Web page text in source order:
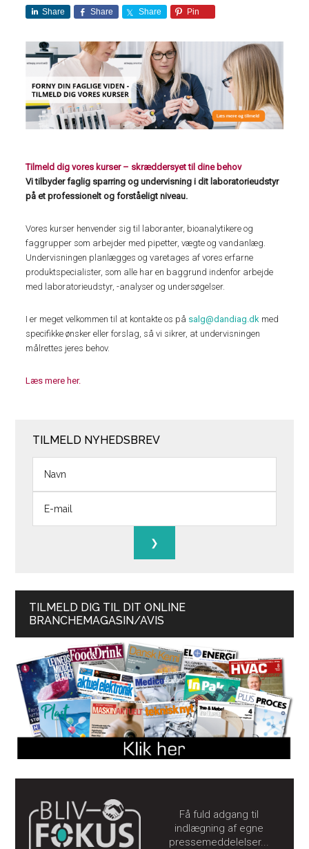
Share Share Share Pin
Tilmeld dig vores kurser – skræddersyet til dine behov
Vi tilbyder faglig sparring og undervisning i dit laboratorieudstyr
på et professionelt og forståeligt niveau.
Vores kurser henvender sig til laboranter, bioanalytikere og
faggrupper som arbejder med pipetter, vægte og vandanlæg.
Undervisningen planlægges og varetages af vores erfarne
produktspecialister, som alle har en baggrund indenfor arbejde
med laboratorieudstyr, -analyser og undersøgelser.
I er meget velkommen til at kontakte os på salg@dandiag.dk med
specifikke ønsker eller forslag, så vi sikrer, at undervisningen
målrettes jeres behov.
Læs mere her.
TILMELD NYHEDSBREV
TILMELD DIG TIL DIT ONLINE
BRANCHEMAGASIN/AVIS
Få fuld adgang til
indlægning af egne
pressemeddelelser...